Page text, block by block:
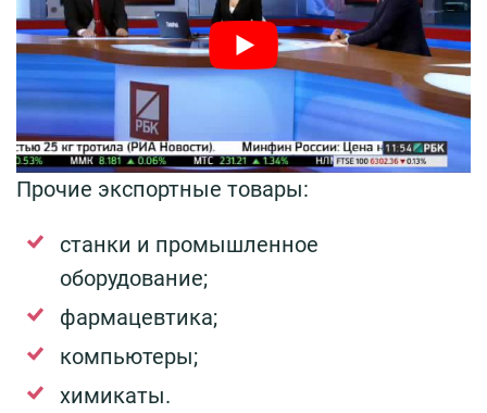
Прочие экспортные товары:
станки и промышленное
оборудование;
фармацевтика;
компьютеры;
химикаты.